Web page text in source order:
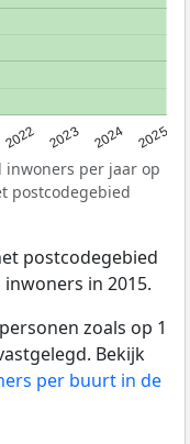
2022 2023 2024 2025
inwoners per jaar op
postcodegebied
postcodegebied
inwoners in 2015.
zoals op 1
Bekijk
per buurt in de